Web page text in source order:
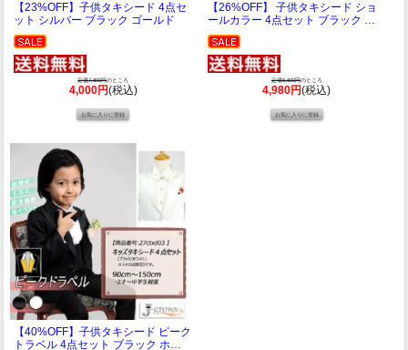
【23%OFF】子供タキシード 4点セ
ット シルバー ブラック ゴールド
定価7,800円のところ
4,000円(税込)
【26%OFF】 子供タキシード ショ
ールカラー 4点セット ブラック ホ
ワイト
定価6,800円のところ
4,980円(税込)
【40%OFF】子供タキシード ピーク
トラベル 4点セット ブラック ホワ